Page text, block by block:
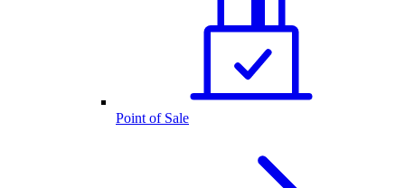
Point of Sale